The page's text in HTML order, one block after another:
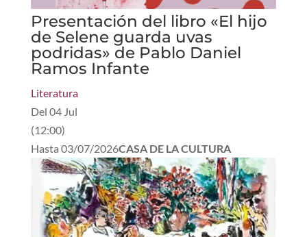
Presentación del libro «El hijo
de Selene guarda uvas
podridas» de Pablo Daniel
Ramos Infante
Literatura
Del 04 Jul
(12:00)
Hasta 03/07/2026CASA DE LA CULTURA